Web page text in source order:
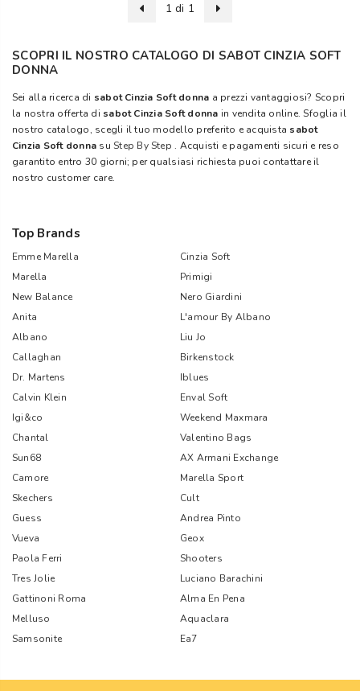
1 di 1
SCOPRI IL NOSTRO CATALOGO DI SABOT CINZIA SOFT
DONNA
Sei alla ricerca di sabot Cinzia Soft donna a prezzi vantaggiosi? Scopri
la nostra offerta di sabot Cinzia Soft donna in vendita online. Sfoglia il
nostro catalogo, scegli il tuo modello preferito e acquista sabot
Cinzia Soft donna suStep By Step . Acquisti e pagamenti sicuri e reso
garantito entro 30 giorni; per qualsiasi richiesta puoi contattare il
nostro customer care.
Top Brands
Emme Marella
Cinzia Soft
Marella
Primigi
New Balance
Nero Giardini
Anita
L'amour By Albano
Albano
Liu Jo
Callaghan
Birkenstock
Dr. Martens
Iblues
Calvin Klein
Enval Soft
Igi&co
Weekend Maxmara
Chantal
Valentino Bags
Sun68
AX Armani Exchange
Camore
Marella Sport
Skechers
Cult
Guess
Andrea Pinto
Vueva
Geox
Paola Ferri
Shooters
Tres Jolie
Luciano Barachini
Gattinoni Roma
Alma En Pena
Melluso
Aquaclara
Samsonite
Ea7